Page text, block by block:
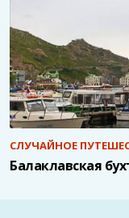
СЛУЧАЙНОЕ
Балаклавская